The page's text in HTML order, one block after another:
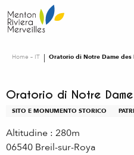
au
contenu
Home – IT Oratorio di Notre Dame des
Oratorio di Notre
SITO E MONUMENTO STORICO
Altitudine : 280m
06540 Breil-sur-Roya